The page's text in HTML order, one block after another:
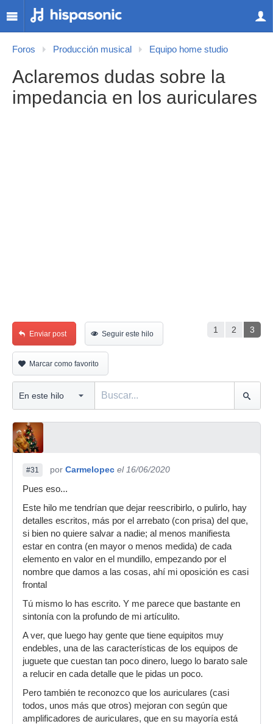
Foros Producción musical Equipo home studio
Aclaremos dudas sobre la
impedancia en los auriculares
1 2 3
Enviar post Seguir este hilo
Marcar como favorito
#31 por Carmelopec el 16/06/2020
Pues eso...
Este hilo me tendrían que dejar reescribirlo, o pulirlo, hay
detalles escritos, más por el arrebato (con prisa) del que,
si bien no quiere salvar a nadie; al menos manifiesta
estar en contra (en mayor o menos medida) de cada
elemento en valor en el mundillo, empezando por el
nombre que damos a las cosas, ahí mi oposición es casi
frontal
Tú mismo lo has escrito. Y me parece que bastante en
sintonía con la profundo de mi artículito.
A ver, que luego hay gente que tiene equipitos muy
endebles, una de las características de los equipos de
juguete que cuestan tan poco dinero, luego lo barato sale
a relucir en cada detalle que le pidas un poco.
Pero también te reconozco que los auriculares (casi
todos, unos más que otros) mejoran con según que
amplificadores de auriculares, que en su mayoría está